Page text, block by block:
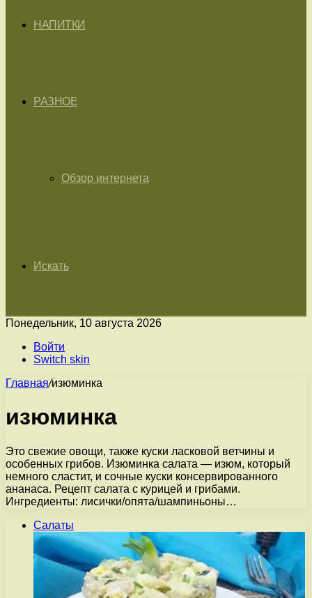
НАПИТКИ
РАЗНОЕ
Обзор интернета
Искать
Понедельник, 10 августа 2026
Войти
Switch skin
Главная/изюминка
изюминка
Это свежие овощи, также куски ласковой ветчины и
особенных грибов. Изюминка салата — изюм, который
немного сластит, и сочные куски консервированного
ананаса. Рецепт салата с курицей и грибами.
Ингредиенты: лисички/опята/шампиньоны…
Салаты